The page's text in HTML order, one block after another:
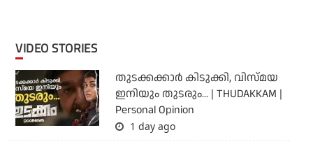
VIDEO STORIES
തുടക്കക്കാര്‍ കിടുക്കി, വിസ്മയ
ഇനിയും തുടരും... | THUDAKKAM |
Personal Opinion
1 day ago